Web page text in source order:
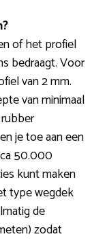
of het profiel
bedraagt. Voor
van 2 mm.
van minimaal
je toe aan een
50.000
kunt maken
type wegdek
de
zodat